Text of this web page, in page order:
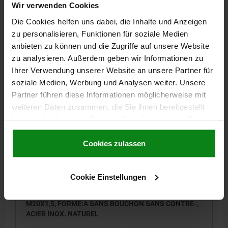
Wir verwenden Cookies
Die Cookies helfen uns dabei, die Inhalte und Anzeigen
zu personalisieren, Funktionen für soziale Medien
anbieten zu können und die Zugriffe auf unsere Website
zu analysieren. Außerdem geben wir Informationen zu
Ihrer Verwendung unserer Website an unsere Partner für
soziale Medien, Werbung und Analysen weiter. Unsere
Partner führen diese Informationen möglicherweise mit
weiteren Daten zusammen, die Sie ihnen bereitgestellt
gesammelt haben.Cookie Richtlinien
Datenschutz|AGB
Cookies zulassen
Cookie Einstellungen
FORCE DU RESSORT INITIALE F1 ENV. N=15
FORCE DU RESSORT FINALE F2 ENV. N=35
Référence:03099-35-10408161
23,73 CHF
hors TVA
DÉTAILS
03099-35 A
M20X1,5, FORME:A SANS BOUCHON SANS CONTRE-,
ACIER INOX. NATUREL